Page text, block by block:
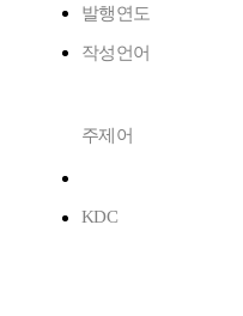
발행연도
작성언어
주제어
KDC